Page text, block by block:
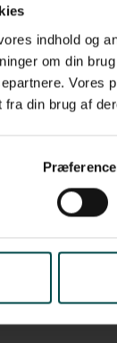
indhold og
om din
Vores
din brug af